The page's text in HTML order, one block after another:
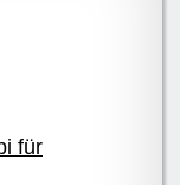
für